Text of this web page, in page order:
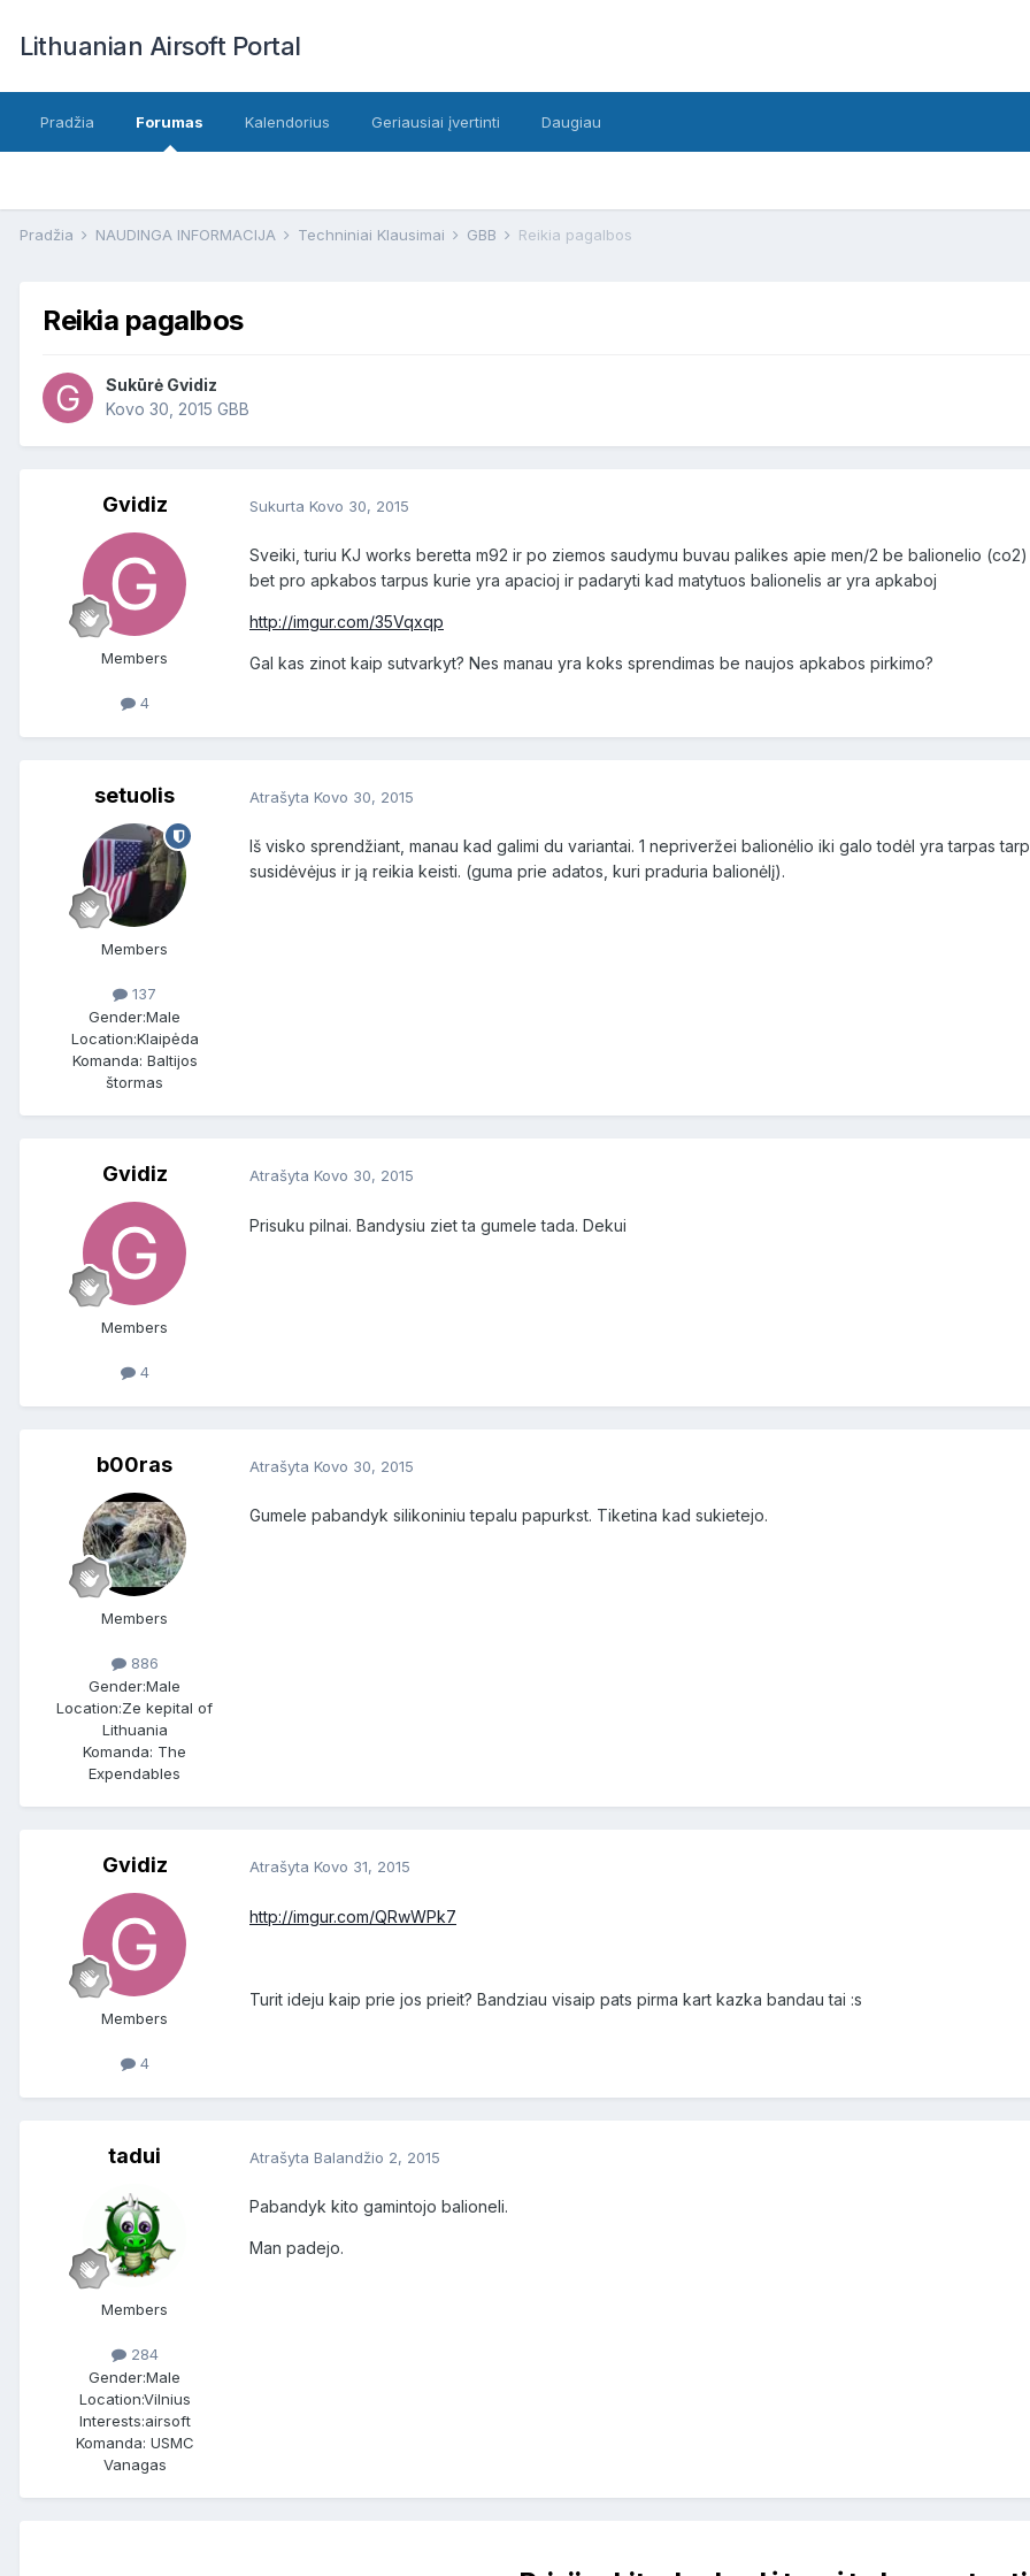
Lithuanian Airsoft Portal
Pradžia Forumas Kalendorius Geriausiai įvertinti Daugiau
Pradžia NAUDINGA INFORMACIJA Techniniai Klausimai GBB Reikia pagalbos
Reikia pagalbos
Sukūrė Gvidiz
Kovo 30, 2015 GBB
Gvidiz
Members
4
Sukurta Kovo 30, 2015
Sveiki, turiu KJ works beretta m92 ir po ziemos saudymu buvau palikes apie men/2 be balionelio
bet pro apkabos tarpus kurie yra apacioj ir padaryti kad matytuos balionelis ar yra apkaboj
http://imgur.com/35Vqxqp
Gal kas zinot kaip sutvarkyt? Nes manau yra koks sprendimas be naujos apkabos pirkimo?
setuolis
Members
137
Gender:Male
Location:Klaipėda
Komanda: Baltijos
štormas
Atrašyta Kovo 30, 2015
Iš visko sprendžiant, manau kad galimi du variantai. 1 nepriveržei balionėlio iki galo todėl yra tarpas
susidėvėjus ir ją reikia keisti. (guma prie adatos, kuri praduria balionėlį).
Gvidiz
Members
4
Atrašyta Kovo 30, 2015
Prisuku pilnai. Bandysiu ziet ta gumele tada. Dekui
b00ras
Members
886
Gender:Male
Location:Ze kepital of
Lithuania
Komanda: The
Expendables
Atrašyta Kovo 30, 2015
Gumele pabandyk silikoniniu tepalu papurkst. Tiketina kad sukietejo.
Gvidiz
Members
4
Atrašyta Kovo 31, 2015
http://imgur.com/QRwWPk7
Turit ideju kaip prie jos prieit? Bandziau visaip pats pirma kart kazka bandau tai :s
tadui
Members
284
Gender:Male
Location:Vilnius
Interests:airsoft
Komanda: USMC
Vanagas
Atrašyta Balandžio 2, 2015
Pabandyk kito gamintojo balioneli.
Man padejo.